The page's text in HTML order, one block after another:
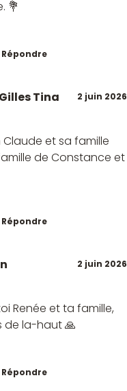
💐
Répondre
2 juin 2026
Tina
et sa famille
de Constance et
Répondre
2 juin 2026
Renée et ta famille,
de la-haut 🙏
Répondre